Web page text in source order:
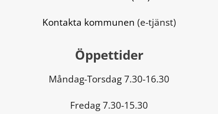
Kontakta kommunen (e-tjänst)
Öppettider
Måndag-Torsdag 7.30-16.30
Fredag 7.30-15.30